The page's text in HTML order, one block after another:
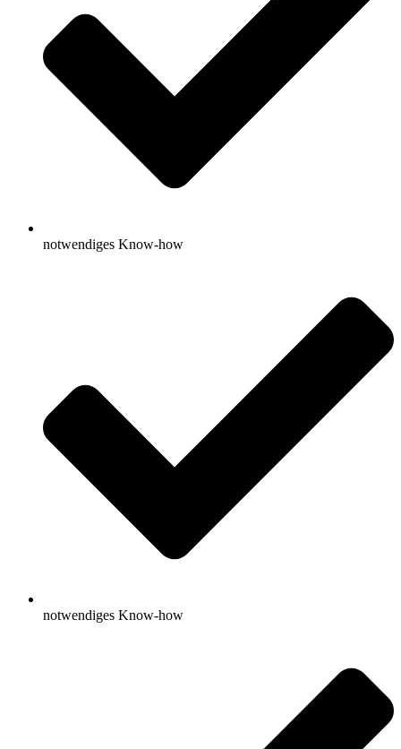
notwendiges Know-how
notwendiges Know-how